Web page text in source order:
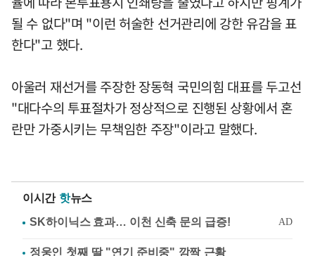
될 수 없다"며 "이런 허술한 선거관리에 강한 유감을 표
한다"고 했다.
아울러 재선거를 주장한 장동혁 국민의힘 대표를 두고선
"대다수의 투표절차가 정상적으로 진행된 상황에서 혼
란만 가중시키는 무책임한 주장"이라고 말했다.
이시간 핫뉴스
정웅인 첫째 딸 "연기 준비중" 깜짝 근황